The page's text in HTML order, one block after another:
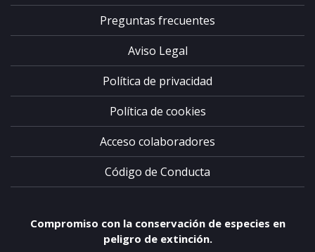
Preguntas frecuentes
Aviso Legal
Política de privacidad
Política de cookies
Acceso colaboradores
Código de Conducta
Compromiso con la conservación de especies en
peligro de extinción.